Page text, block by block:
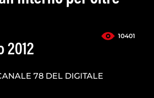
10401
2012
78 DEL DIGITALE